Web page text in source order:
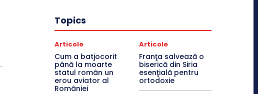
Topics
Articole
Cum a batjocorit
până la moarte
statul român un
erou aviator al
României
Articole
Franţa salvează o
biserică din Siria
esenţială pentru
ortodoxie